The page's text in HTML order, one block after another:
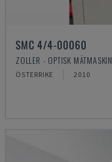
SMC 4/4-00060
ZOLLER - OPTISK MÄTMASKIN
ÖSTERRIKE 2010